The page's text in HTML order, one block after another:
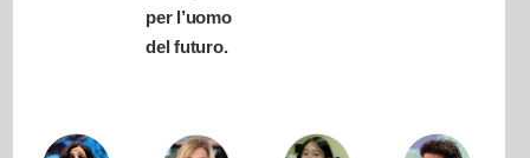
per l’uomo
del futuro.